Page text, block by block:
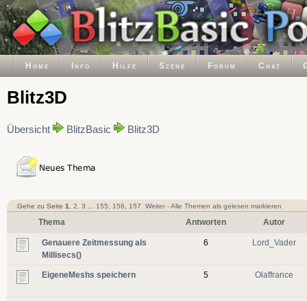
Home Info Hilfe Szene Forum Chat
Blitz3D
Übersicht BlitzBasic Blitz3D
Gehe zu Seite 1 2 3 155 156 157 Weiter-Alle Themen als gelesen markieren
Thema Antworten Autor
Genauere Zeitmessung als
Millisecs()
6 Lord_Vader
EigeneMeshs speichern 5 Olaffrance